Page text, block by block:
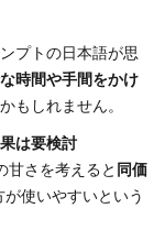
プトの日本語が思
時間や手間をかけ
もしれません。
は要検討
甘さを考えると 同価
使いやすいという